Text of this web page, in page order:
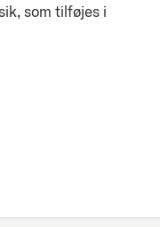
som tilføjes i